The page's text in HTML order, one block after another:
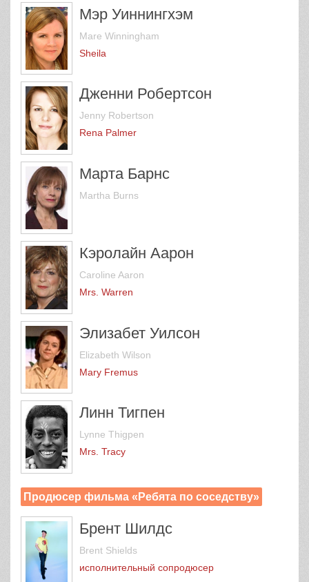
Мэр Уиннингхэм
Mare Winningham
Sheila
Дженни Робертсон
Jenny Robertson
Rena Palmer
Марта Барнс
Martha Burns
Кэролайн Аарон
Caroline Aaron
Mrs. Warren
Элизабет Уилсон
Elizabeth Wilson
Mary Fremus
Линн Тигпен
Lynne Thigpen
Mrs. Tracy
Продюсер фильма «Ребята по соседству»
Брент Шилдс
Brent Shields
исполнительный сопродюсер